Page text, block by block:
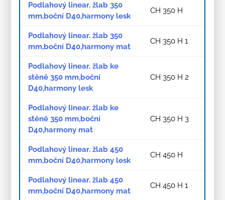
Podlahový linear. žlab 350
mm,boční D40,harmony lesk
CH 350 H
Podlahový linear. žlab 350
mm,boční D40,harmony mat
CH 350 H 1
Podlahový linear. žlab ke
stěně 350 mm,boční
D40,harmony lesk
CH 350 H 2
Podlahový linear. žlab ke
stěně 350 mm,boční
D40,harmony mat
CH 350 H 3
Podlahový linear. žlab 450
mm,boční D40,harmony lesk
CH 450 H
Podlahový linear. žlab 450
mm,boční D40,harmony mat
CH 450 H 1